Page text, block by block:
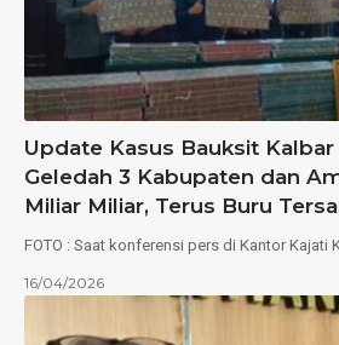
Update Kasus Bauksit
Geledah 3 Kabupaten dan
Miliar Miliar, Terus Buru
FOTO : Saat konferensi pers di Kantor Kajati
16/04/2026